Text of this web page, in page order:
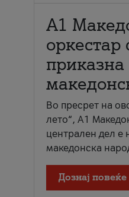
А1
оркестар
Во пресрет на
лето“, А1
централен дел е
македонска
Дознај повеќе